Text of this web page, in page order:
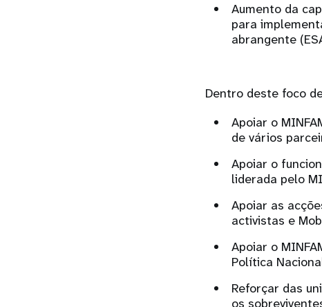
Aumento da
para
abrangente
Dentro deste foco
Apoiar o
de vários
Apoiar o
liderada pelo
Apoiar as
activistas e
Apoiar o
Política
Reforçar das
os